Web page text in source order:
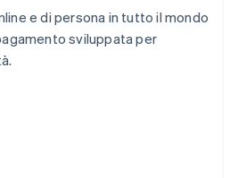
e di persona in tutto il mondo
sviluppata per